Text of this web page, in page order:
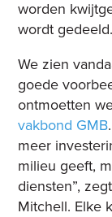
worden
wordt gedeeld.
We zien
goede
ontmoetten
vakbond GMB
meer
milieu geeft,
diensten”,
Mitchell. Elke